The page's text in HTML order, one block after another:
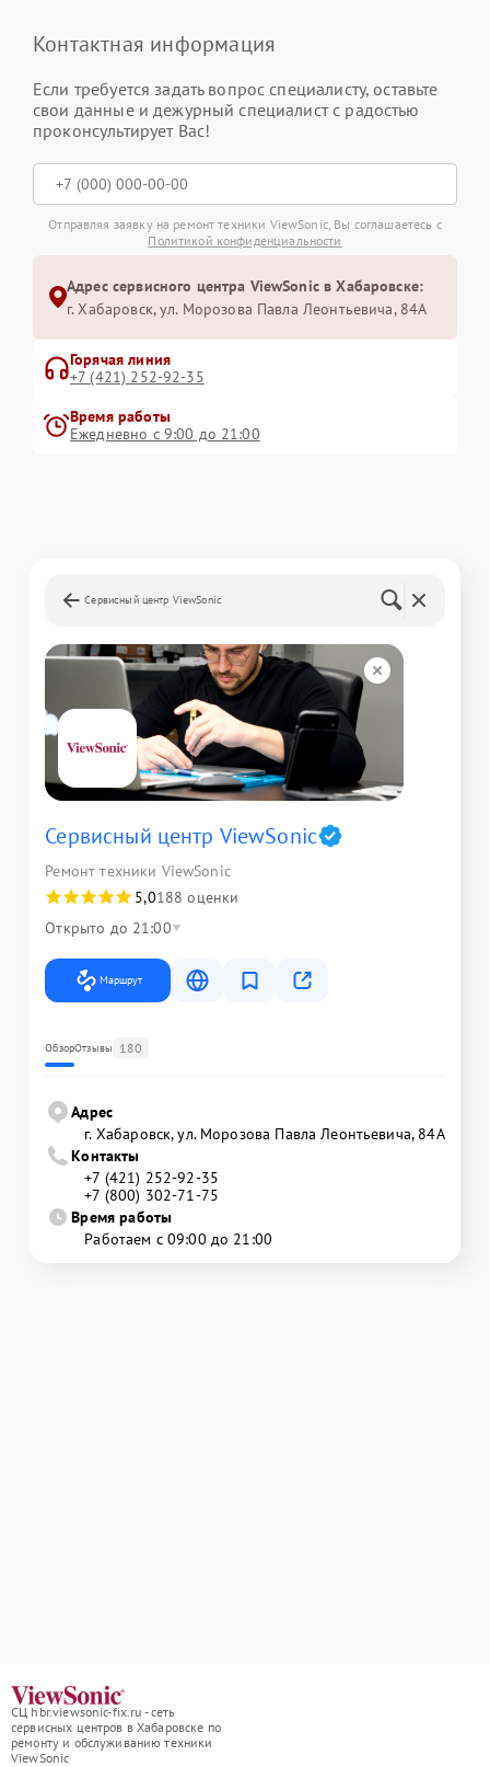
Контактная информация
Если требуется задать вопрос специалисту, оставьте
свои данные и дежурный специалист с радостью
проконсультирует Вас!
Отправляя заявку на ремонт техники ViewSonic, Вы соглашаетесь с
Политикой конфиденциальности
Адрес сервисного центра ViewSonic в Хабаровске:
г. Хабаровск, ул. Морозова Павла Леонтьевича, 84А
Горячая линия
+7 (421) 252-92-35
Время работы
Ежедневно с 9:00 до 21:00
Сервисный центр ViewSonic
Сервисный центр ViewSonic
Ремонт техники ViewSonic
5,0188 оценки
Открыто до 21:00
Маршрут
ОбзорОтзывы 180
Адрес
г. Хабаровск, ул. Морозова Павла Леонтьевича, 84А
Контакты
+7 (421) 252-92-35
+7 (800) 302-71-75
Время работы
Работаем с 09:00 до 21:00
СЦ hbr.viewsonic-fix.ru - сеть
сервисных центров в Хабаровске по
ремонту и обслуживанию техники
ViewSonic